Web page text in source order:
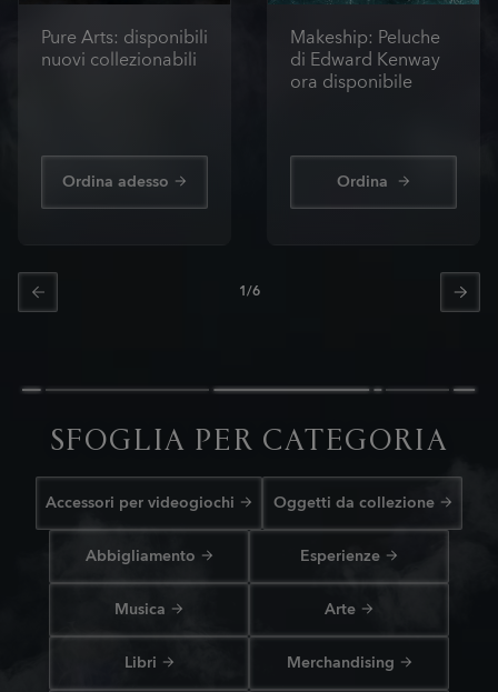
Pure Arts: disponibili
nuovi collezionabili
Ordina adesso
Makeship: Peluche
di Edward Kenway
ora disponibile
Ordina
1/6
SFOGLIA PER CATEGORIA
Accessori per videogiochi
Oggetti da collezione
Abbigliamento
Esperienze
Musica
Arte
Libri
Merchandising